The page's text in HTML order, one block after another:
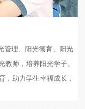
管理、阳光德育、阳光
教师，培养阳光学子。
，助力学生幸福成长，